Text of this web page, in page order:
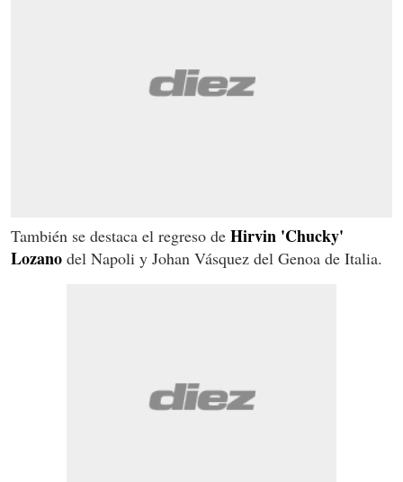
También se destaca el regreso de Hirvin 'Chucky'
Lozano del Napoli y Johan Vásquez del Genoa de Italia.